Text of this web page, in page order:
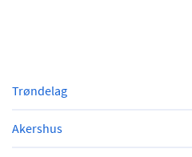
Trøndelag
Akershus